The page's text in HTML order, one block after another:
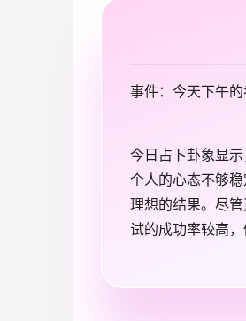
事件：今天下午
今日占卜卦象显
个人的心态不够
理想的结果。尽
试的成功率较高，